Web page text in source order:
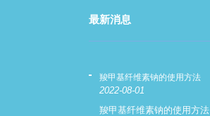
最新消息
羧甲基纤维素钠的使用方法
2022-08-01
羧甲基纤维素钠的使用方法